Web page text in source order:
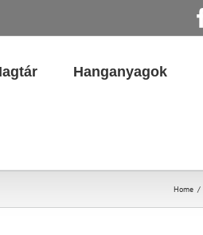
Hanganyagok
Home /